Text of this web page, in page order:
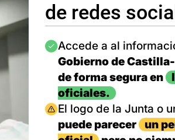
de redes
Imagen
Accede a al
Gobierno de
de forma segura en
oficiales.
Imagen
El logo de la Junta o
puede parecer
un